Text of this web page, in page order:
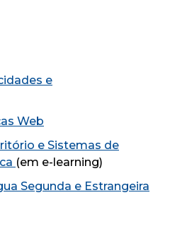
e
Web
e Sistemas de
(em e-learning)
Segunda e Estrangeira